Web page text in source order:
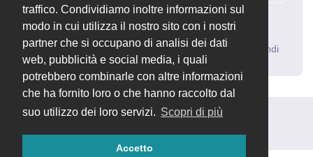
traffico. Condividiamo inoltre informazioni sul
modo in cui utilizza il nostro sito con i nostri
partner che si occupano di analisi dei dati
web, pubblicità e social media, i quali
potrebbero combinarle con altre informazioni
che ha fornito loro o che hanno raccolto dal
suo utilizzo dei loro servizi. Scopri di più
Accetto
Risposto con la mia soluzione
Rispondi
Rispondi alla discussione...